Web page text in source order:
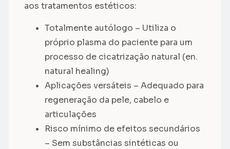
aos tratamentos estéticos:
Totalmente autólogo – Utiliza o
próprio plasma do paciente para um
processo de cicatrização natural (en.
natural healing)
Aplicações versáteis – Adequado para
regeneração da pele, cabelo e
articulações
Risco mínimo de efeitos secundários
– Sem substâncias sintéticas ou